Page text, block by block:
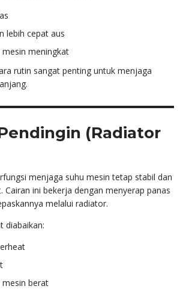
lebih cepat aus
mesin meningkat
rutin sangat penting untuk menjaga
(Radiator
menjaga suhu mesin tetap stabil dan
Cairan ini bekerja dengan menyerap panas
melalui radiator.
diabaikan:
mesin berat